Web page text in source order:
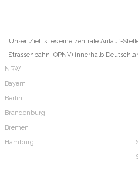
Unser Ziel ist es eine zentrale Anlauf-
Strassenbahn, ÖPNV) innerhalb
NRW
Bayern
Berlin
Brandenburg
Bremen
Hamburg